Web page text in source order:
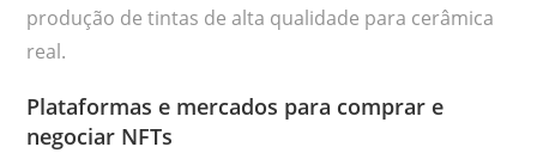
produção de tintas de alta qualidade para cerâmica
real.
Plataformas e mercados para comprar e
negociar NFTs